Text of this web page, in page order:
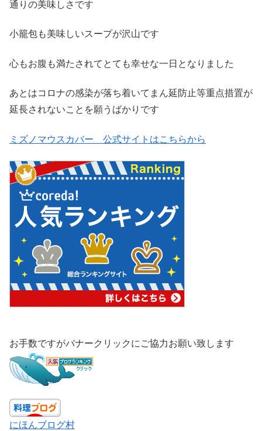
通りの美味しさです
小籠包も美味しいスープが沢山です
心もお腹も満たされてとても幸せな一日となりました
あとはコロナの感染が落ち着いてまん延防止等重点措置が
延長されないことを願うばかりです
ミズノマウスカバー 公式サイトはこちらから
お手数ですがバナークリックにご協力お願い致します
にほんブログ村